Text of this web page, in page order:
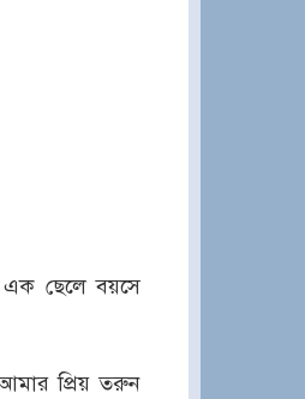
এক ছেলে বয়সে
প্রিয় তরুন